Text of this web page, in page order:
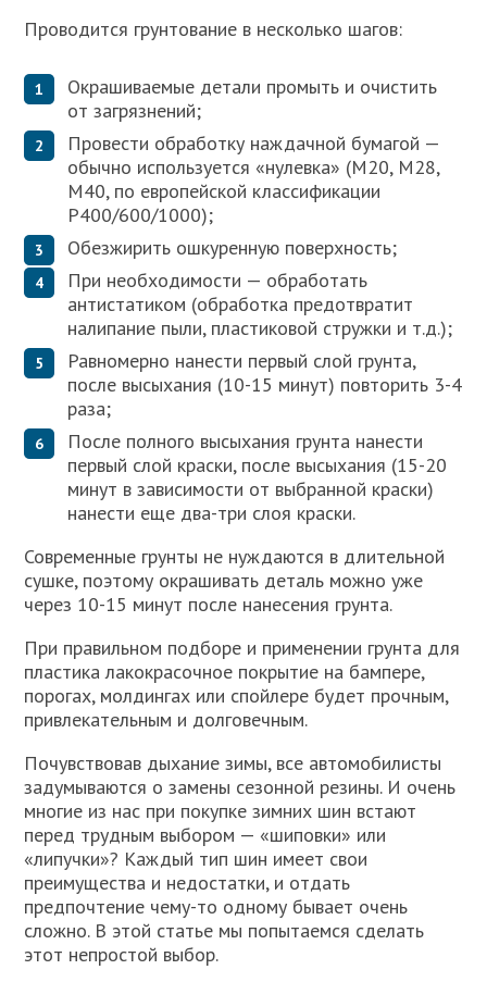
Проводится грунтование в несколько шагов:
Окрашиваемые детали промыть и очистить
от загрязнений;
Провести обработку наждачной бумагой —
обычно используется «нулевка» (М20, М28,
М40, по европейской классификации
P400/600/1000);
Обезжирить ошкуренную поверхность;
При необходимости — обработать
антистатиком (обработка предотвратит
налипание пыли, пластиковой стружки и т.д.);
Равномерно нанести первый слой грунта,
после высыхания (10-15 минут) повторить 3-4
раза;
После полного высыхания грунта нанести
первый слой краски, после высыхания (15-20
минут в зависимости от выбранной краски)
нанести еще два-три слоя краски.
Современные грунты не нуждаются в длительной
сушке, поэтому окрашивать деталь можно уже
через 10-15 минут после нанесения грунта.
При правильном подборе и применении грунта для
пластика лакокрасочное покрытие на бампере,
порогах, молдингах или спойлере будет прочным,
привлекательным и долговечным.
Почувствовав дыхание зимы, все автомобилисты
задумываются о замены сезонной резины. И очень
многие из нас при покупке зимних шин встают
перед трудным выбором — «шиповки» или
«липучки»? Каждый тип шин имеет свои
преимущества и недостатки, и отдать
предпочтение чему-то одному бывает очень
сложно. В этой статье мы попытаемся сделать
этот непростой выбор.